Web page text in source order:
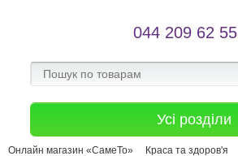
044 209 62 55
Усі розділи
Онлайн магазин «СамеТо» Краса та здоров'я